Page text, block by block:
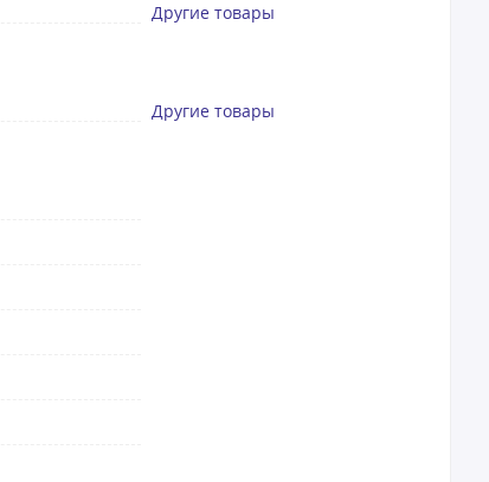
Другие товары
Другие товары